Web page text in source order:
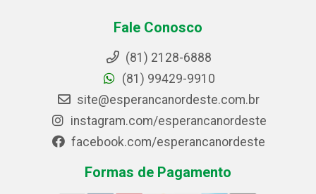
Fale Conosco
(81) 2128-6888
(81) 99429-9910
site@esperancanordeste.com.br
instagram.com/esperancanordeste
facebook.com/esperancanordeste
Formas de Pagamento